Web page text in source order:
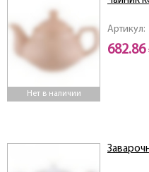
Нет в наличии
Артикул:
682.86